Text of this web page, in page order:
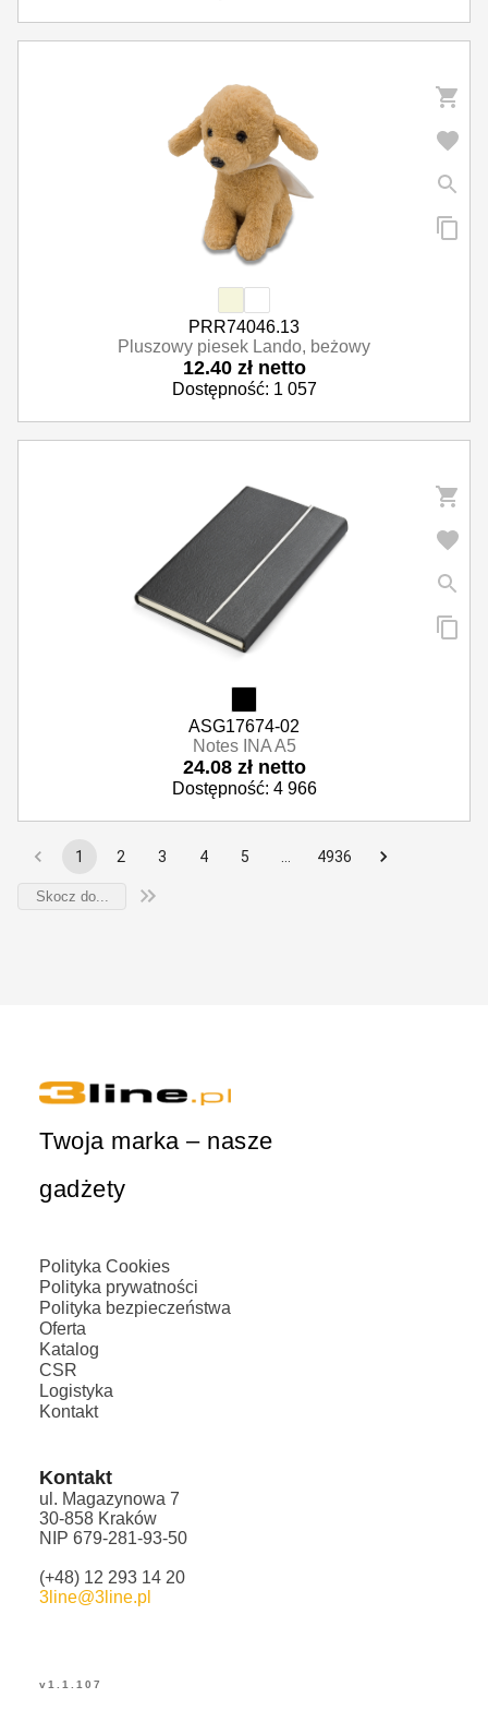
PRR74046.13
Pluszowy piesek Lando, beżowy
12.40 zł netto
Dostępność: 1 057
ASG17674-02
Notes INA A5
24.08 zł netto
Dostępność: 4 966
1 2 3 4 5 4936
Twoja marka – nasze
gadżety
Polityka Cookies
Polityka prywatności
Polityka bezpieczeństwa
Oferta
Katalog
CSR
Logistyka
Kontakt
Kontakt
ul. Magazynowa 7
30-858 Kraków
NIP 679-281-93-50
(+48) 12 293 14 20
3line@3line.pl
v1.1.107